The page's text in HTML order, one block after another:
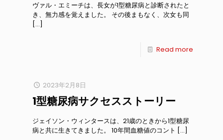
ヴァル・エミーチは、長女が1型糖尿病と診断されたと
き、無力感を覚えました。 その後まもなく、次女も同
[…]
Read more
2023年2月8日
1型糖尿病サクセスストーリー
ジェイソン・ウィンタースは、21歳のときから1型糖尿
病と共に生きてきました。 10年間血糖値のコント […]